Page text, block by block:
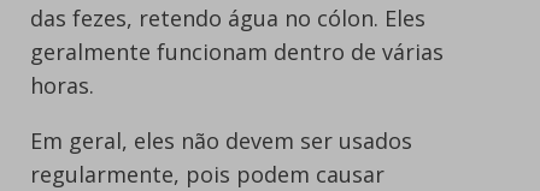
das fezes, retendo água no cólon. Eles
geralmente funcionam dentro de várias
horas.
Em geral, eles não devem ser usados
regularmente, pois podem causar